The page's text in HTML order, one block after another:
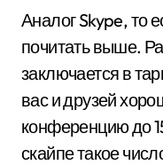
Аналог Skype, то
почитать выше.
заключается в
вас и друзей
конференцию до
скайпе такое